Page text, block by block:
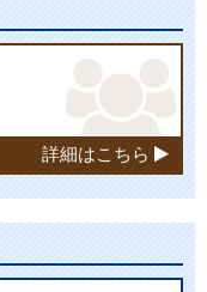
詳細はこちら